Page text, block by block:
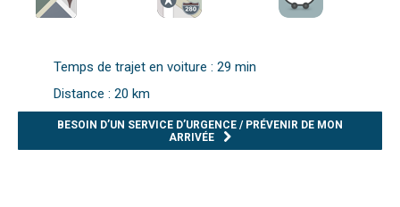
Temps de trajet en voiture : 29 min
Distance : 20 km
BESOIN D’UN SERVICE D’URGENCE / PRÉVENIR DE MON
ARRIVÉE